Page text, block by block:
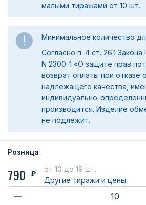
малыми тиражами от 10 шт.
Минимальное количество
Согласно п. 4 ст. 26.1
N 2300-1 «О защите прав
возврат оплаты при отказе
надлежащего качества,
индивидуально-
производится. Изделие
не подлежит.
Розница
790 ₽
от 10 до 19 шт.
Другие тиражии цены